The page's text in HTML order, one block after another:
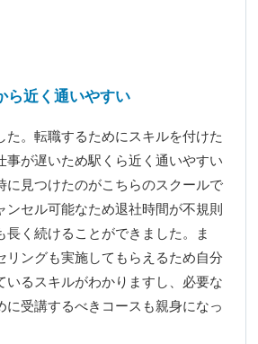
ら近く通いやすい
た。転職するためにスキルを付けた
事が遅いため駅くら近く通いやすい
に見つけたのがこちらのスクールで
ンセル可能なため退社時間が不規則
長く続けることができました。ま
リングも実施してもらえるため自分
いるスキルがわかりますし、必要な
に受講するべきコースも親身になっ